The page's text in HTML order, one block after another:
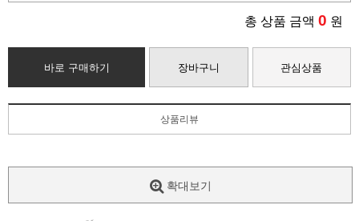
총 상품 금액 0 원
바로 구매하기 장바구니 관심상품
상품리뷰
확대보기